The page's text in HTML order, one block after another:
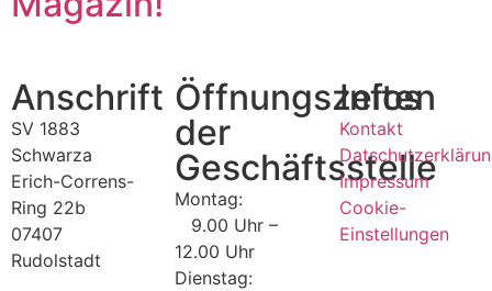
Anschrift
SV 1883
Schwarza
Erich-Correns-
Ring 22b
07407
Rudolstadt
Öffnungszeiten
der
Geschäftsstelle
Montag:
9.00 Uhr –
12.00 Uhr
Dienstag:
Infos
Kontakt
Impressum
Cookie-
Einstellungen